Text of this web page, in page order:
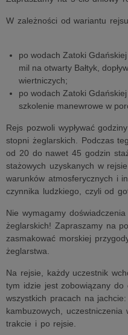
W zależności od wariantu
po wodach Zatoki
mil na otwarty Bałtyk,
wiertniczych;
po wodach Zatoki
szkolenie manewrowe w
Rejs pozwoli wypływać
stopni żeglarskich. Podczas
od 20 do nawet 45 godzin
stażowych uzyskanych w
warunków atmosferycznych i
czynnika ludzkiego, czyli od
Nie wymagamy
żeglarskich! Zapraszamy na
zasmakować morskiej
żeglarstwa.
Na rejsie, każdy uczestnik
tym idzie jest zobowiązany do
wszystkich pracach na
kambuzowych,
trakcie i po rejsie.